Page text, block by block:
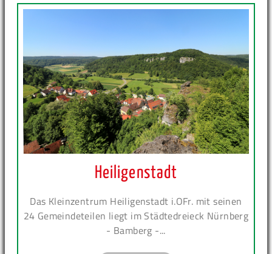
Heiligenstadt
Das Kleinzentrum Heiligenstadt i.OFr. mit seinen
24 Gemeindeteilen liegt im Städtedreieck Nürnberg
- Bamberg -...